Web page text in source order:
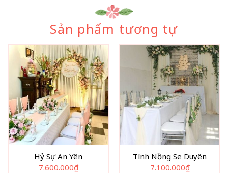
Sản phẩm tương tự
Hỷ Sự An Yên
7.600.000₫
Tình Nồng Se Duyên
7.100.000₫